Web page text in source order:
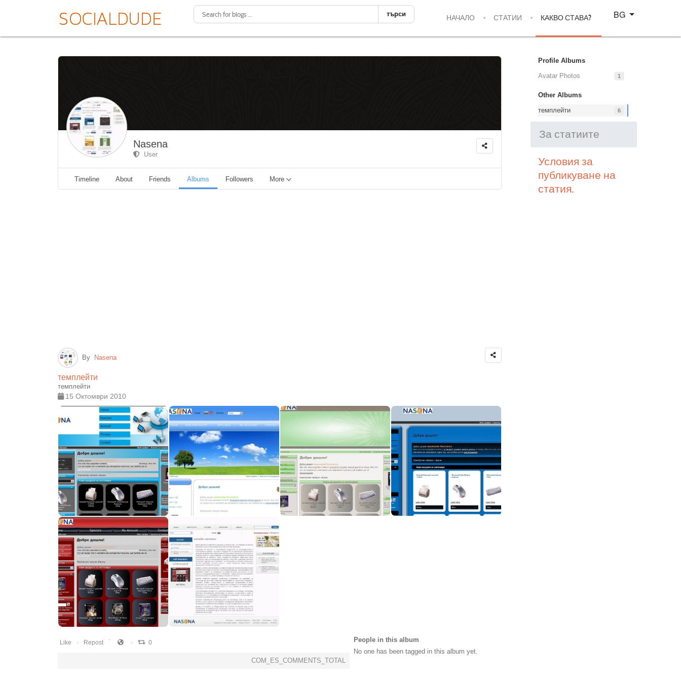
търси НАЧАЛО СТАТИИ КАКВО СТАВА?
Изберете език
BG
Nasena
User
Timeline About Friends Albums Followers More
By Nasena
темплейти
темплейти
15 Октомври 2010
0 0 0 0 0
0 0 0 0 0 0
Like Repost 0
COM_ES_COMMENTS_TOTAL
People in this album
No one has been tagged in this album yet.
Profile Albums
Avatar Photos
1
Other Albums
темплейти
6
За статиите
Условия за
публикуване на
статия.